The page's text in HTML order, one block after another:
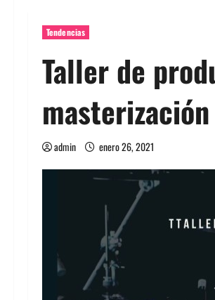
Tendencias
Taller de
masterización
admin enero 26, 2021